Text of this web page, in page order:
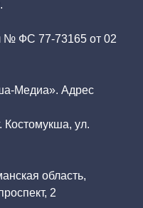
№ ФС 77-73165 от 02
Медиа». Адрес
Костомукша, ул.
область,
2